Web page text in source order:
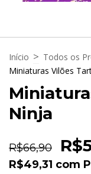
Início > Todos os
Miniaturas Vilões
Ninja
R$66,90
R$49,31 com